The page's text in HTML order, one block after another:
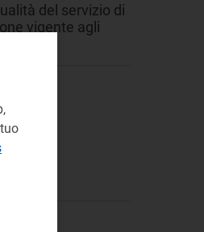
del servizio di
vigente agli